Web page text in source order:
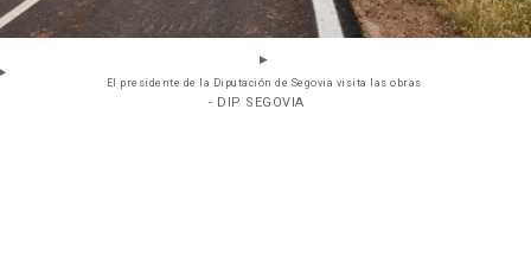
El presidente de la Diputación de Segovia visita las obras.
- DIP SEGOVIA